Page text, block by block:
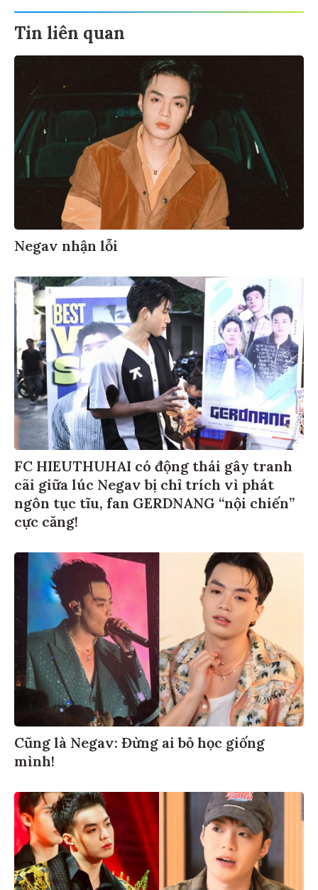
Tin liên quan
Negav nhận lỗi
FC HIEUTHUHAI có động thái gây tranh
cãi giữa lúc Negav bị chỉ trích vì phát
ngôn tục tĩu, fan GERDNANG “nội chiến”
cực căng!
Cũng là Negav: Đừng ai bỏ học giống
mình!